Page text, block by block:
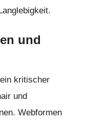
und
kritischer
und
Webformen